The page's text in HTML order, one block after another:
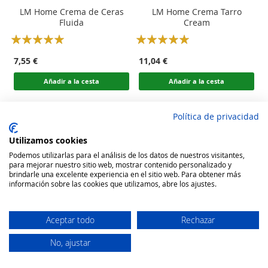
LM Home Crema de Ceras
Fluida
Rating:
7,55 €
Añadir a la cesta
LM Home Crema Tarro
Cream
Rating:
11,04 €
Añadir a la cesta
Política de privacidad
Utilizamos cookies
Podemos utilizarlas para el análisis de los datos de nuestros visitantes,
para mejorar nuestro sitio web, mostrar contenido personalizado y
brindarle una excelente experiencia en el sitio web. Para obtener más
información sobre las cookies que utilizamos, abre los ajustes.
Aceptar todo Rechazar
No, ajustar